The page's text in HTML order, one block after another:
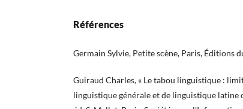
Références
Germain Sylvie, Petite scène, Paris, Éditions
Guiraud Charles, « Le tabou linguistique :
linguistique générale et de linguistique latine